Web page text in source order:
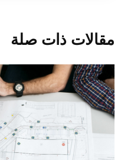
مقالات ذات صلة